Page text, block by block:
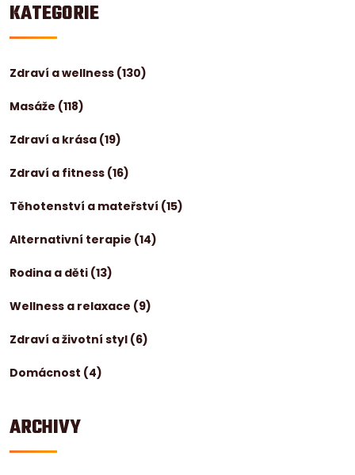
KATEGORIE
Zdraví a wellness (130)
Masáže (118)
Zdraví a krása (19)
Zdraví a fitness (16)
Těhotenství a mateřství (15)
Alternativní terapie (14)
Rodina a děti (13)
Wellness a relaxace (9)
Zdraví a životní styl (6)
Domácnost (4)
ARCHIVY